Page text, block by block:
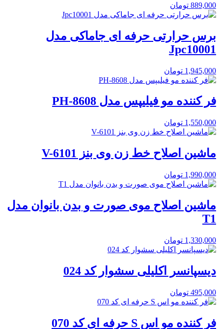
889,000 تومان
برس حرارتی حرفه ای جاماکی مدل
Jpc10001
1,945,000 تومان
فر کننده مو فیلیپس مدل PH-8608
1,550,000 تومان
ماشین اصلاح خط زن وی بنز V-6101
1,990,000 تومان
ماشین اصلاح موی صورت و بدن بانوان مدل
T1
1,330,000 تومان
دیسپانسر اکلیلی سشوار کد 024
495,000 تومان
فر کننده مو اس S حرفه ای کد 070